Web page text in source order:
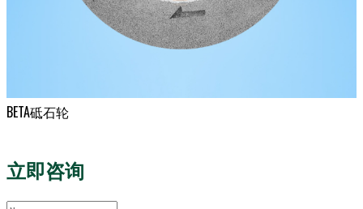
BETA砥石轮
立即咨询